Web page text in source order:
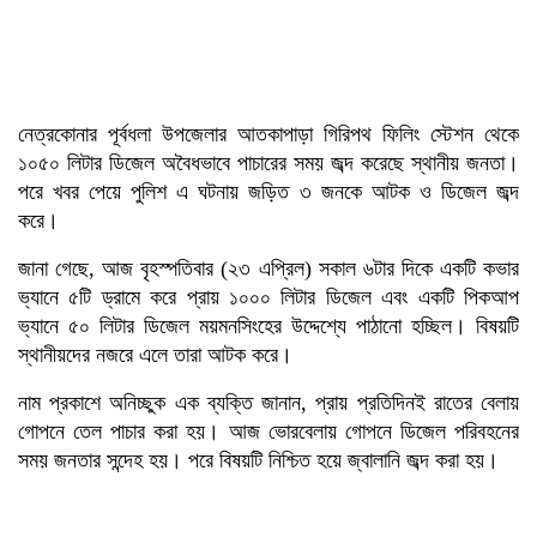
নেত্রকোনার পূর্বধলা উপজেলার আতকাপাড়া গিরিপথ ফিলিং স্টেশন থেকে
১০৫০ লিটার ডিজেল অবৈধভাবে পাচারের সময় জব্দ করেছে স্থানীয় জনতা।
পরে খবর পেয়ে পুলিশ এ ঘটনায় জড়িত ৩ জনকে আটক ও ডিজেল জব্দ
করে।
জানা গেছে, আজ বৃহস্পতিবার (২৩ এপ্রিল) সকাল ৬টার দিকে একটি কভার
ভ্যানে ৫টি ড্রামে করে প্রায় ১০০০ লিটার ডিজেল এবং একটি পিকআপ
ভ্যানে ৫০ লিটার ডিজেল ময়মনসিংহের উদ্দেশ্যে পাঠানো হচ্ছিল। বিষয়টি
স্থানীয়দের নজরে এলে তারা আটক করে।
নাম প্রকাশে অনিচ্ছুক এক ব্যক্তি জানান, প্রায় প্রতিদিনই রাতের বেলায়
গোপনে তেল পাচার করা হয়। আজ ভোরবেলায় গোপনে ডিজেল পরিবহনের
সময় জনতার সন্দেহ হয়। পরে বিষয়টি নিশ্চিত হয়ে জ্বালানি জব্দ করা হয়।